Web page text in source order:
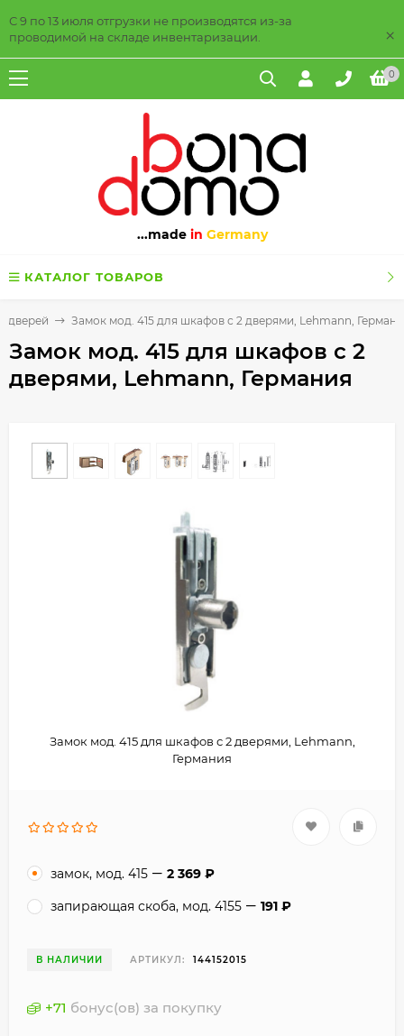
С 9 по 13 июля отгрузки не производятся из-за
проводимой на складе инвентаризации.
×
0
...made in Germany
КАТАЛОГ ТОВАРОВ
дверей Замок мод. 415 для шкафов с 2 дверями, Lehmann,
Замок мод. 415 для шкафов с 2
дверями, Lehmann, Германия
Замок мод. 415 для шкафов с 2 дверями, Lehmann,
Германия
замок, мод. 415 2 369 ₽
запирающая скоба, мод. 4155 191 ₽
В НАЛИЧИИ АРТИКУЛ: 144152015
+71 бонус(ов) за покупку